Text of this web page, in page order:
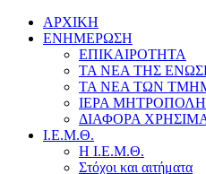
ΑΡΧΙΚΗ
ΕΝΗΜΕΡΩΣΗ
ΕΠΙΚΑΙΡΟΤΗΤΑ
ΤΑ ΝΕΑ ΤΗΣ
ΤΑ ΝΕΑ ΤΩΝ
ΙΕΡΑ
ΔΙΑΦΟΡΑ
Ι.Ε.Μ.Θ.
Η Ι.Ε.Μ.Θ.
Στόχοι και αιτήματα